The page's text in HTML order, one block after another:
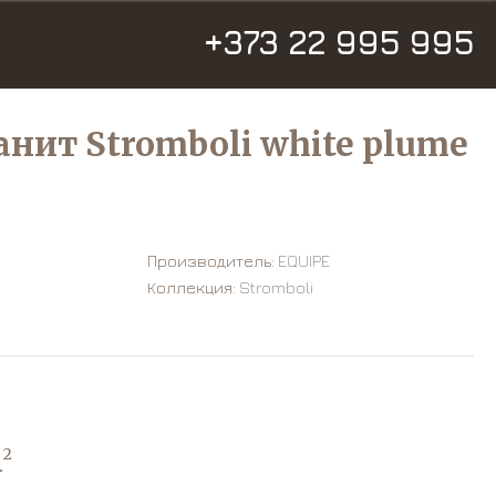
+373 22 995 995
Stromboli white plume
2
Производитель: EQUIPE
Коллекция: Stromboli